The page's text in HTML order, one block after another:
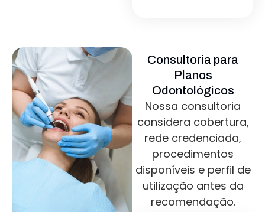
Consultoria para
Planos
Odontológicos
Nossa consultoria
considera cobertura,
rede credenciada,
procedimentos
disponíveis e perfil de
utilização antes da
recomendação.